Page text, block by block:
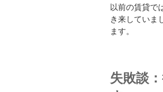
以前の賃貸で
き来していま
ます。
失敗談